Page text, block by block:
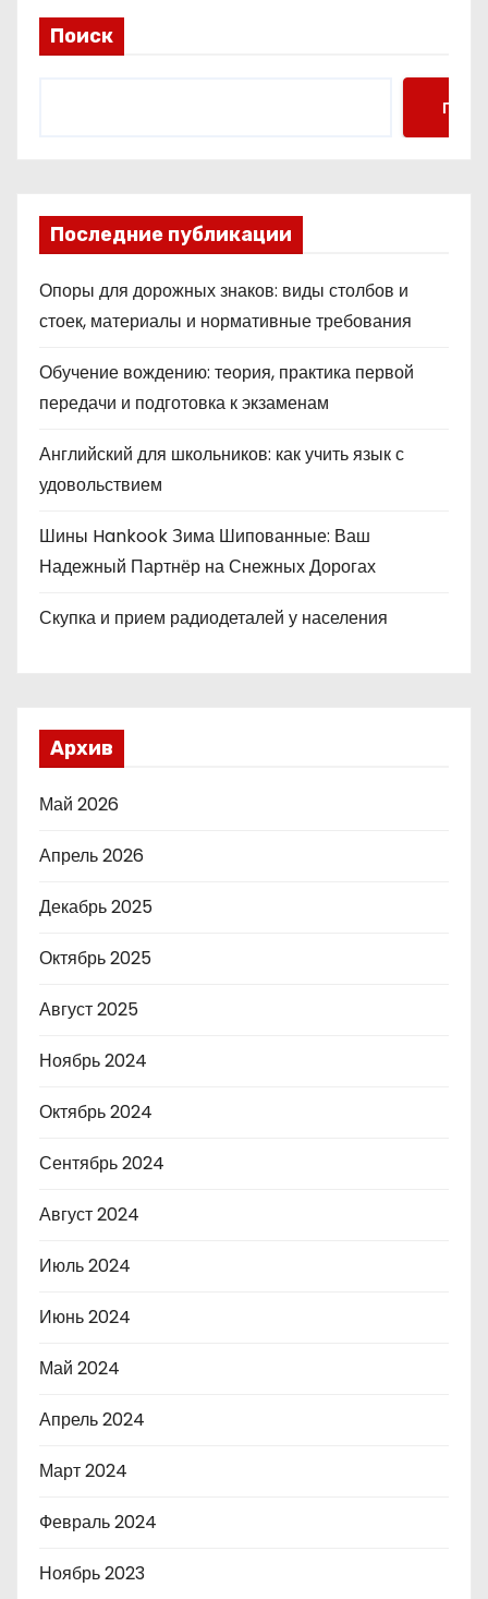
Поиск
Поиск
Последние публикации
Опоры для дорожных знаков: виды столбов и
стоек, материалы и нормативные требования
Обучение вождению: теория, практика первой
передачи и подготовка к экзаменам
Английский для школьников: как учить язык с
удовольствием
Шины Hankook Зима Шипованные: Ваш
Надежный Партнёр на Снежных Дорогах
Скупка и прием радиодеталей у населения
Архив
Май 2026
Апрель 2026
Декабрь 2025
Октябрь 2025
Август 2025
Ноябрь 2024
Октябрь 2024
Сентябрь 2024
Август 2024
Июль 2024
Июнь 2024
Май 2024
Апрель 2024
Март 2024
Февраль 2024
Ноябрь 2023